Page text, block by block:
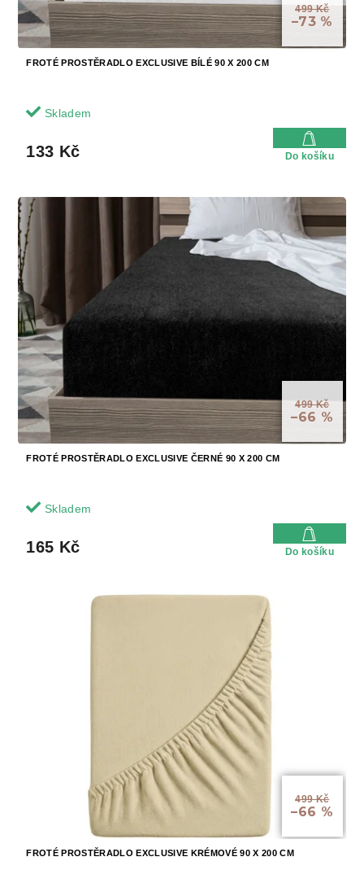
ů
499 Kč
–73 %
FROTÉ PROSTĚRADLO EXCLUSIVE BÍLÉ 90 X 200 CM
Skladem
133 Kč Do košíku
499 Kč
–66 %
FROTÉ PROSTĚRADLO EXCLUSIVE ČERNÉ 90 X 200 CM
Skladem
165 Kč Do košíku
499 Kč
–66 %
FROTÉ PROSTĚRADLO EXCLUSIVE KRÉMOVÉ 90 X 200 CM